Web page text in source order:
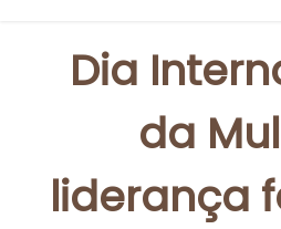
conteúdoDia
da
liderança